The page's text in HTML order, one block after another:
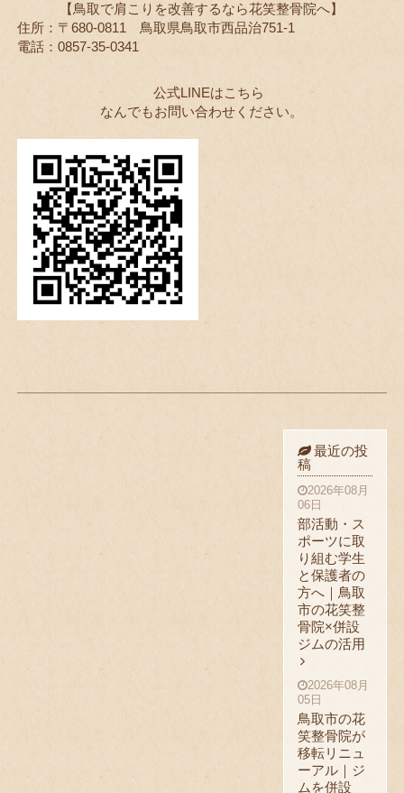
【鳥取で肩こりを改善するなら花笑整骨院へ】
住所：〒680-0811 鳥取県鳥取市西品治751-1
電話：0857-35-0341
公式LINEはこちら
なんでもお問い合わせください。
最近の投
稿
2026年08月
06日
部活動・ス
ポーツに取
り組む学生
と保護者の
方へ｜鳥取
市の花笑整
骨院×併設
ジムの活用
2026年08月
05日
鳥取市の花
笑整骨院が
移転リニュ
ーアル｜ジ
ムを併設